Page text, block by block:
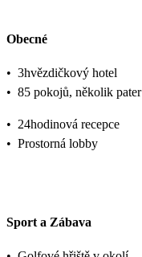
Obecné
• 3hvězdičkový hotel
• 85 pokojů, několik pater
• 24hodinová recepce
• Prostorná lobby
Sport a Zábava